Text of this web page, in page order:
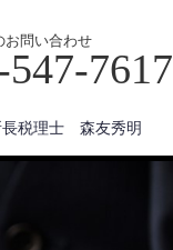
お問い合わせ
7617
長税理士 森友秀明